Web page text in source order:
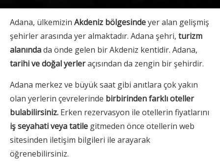
Adana, ülkemizin Akdeniz bölgesindeyer alan gelişmiş
şehirler arasında yer almaktadır. Adana şehri, turizm
alanındada önde gelen bir Akdeniz kentidir. Adana,
tarihi ve doğal yerleraçısından da zengin bir şehirdir.
Adana merkez ve büyük saat gibi anıtlara çok yakın
olan yerlerin çevrelerinde birbirinden farklı oteller
bulabilirsiniz. Erken rezervasyon ile otellerin fiyatlarını
iş seyahati veya tatile gitmeden önce otellerin web
sitesinden iletişim bilgileri ile arayarak
öğrenebilirsiniz.